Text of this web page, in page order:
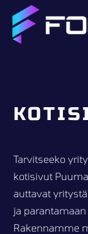
Tarvitseeko
kotisivut
auttavat
ja
Rakennamme